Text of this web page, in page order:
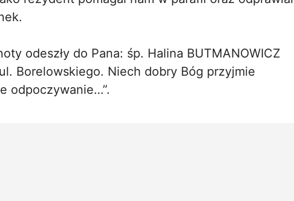
odeszły do Pana: śp. Halina BUTMANOWICZ
Borelowskiego. Niech dobry Bóg przyjmie
odpoczywanie…”.